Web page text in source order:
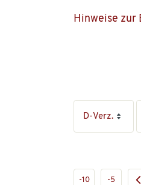
Hinweise zur
-10 -5